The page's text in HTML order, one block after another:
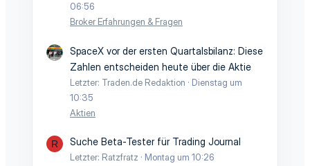
06:56
Broker Erfahrungen & Fragen
SpaceX vor der ersten Quartalsbilanz: Diese
Zahlen entscheiden heute über die Aktie
Letzter: Traden.de Redaktion
Dienstag um
10:35
Aktien
R Suche Beta-Tester für Trading Journal
Letzter: Ratzfratz
Montag um 10:26